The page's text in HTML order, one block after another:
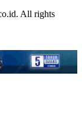
All rights